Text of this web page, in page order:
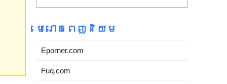
មេរោគពេញនិយម
Eporner.com
Fuq.com